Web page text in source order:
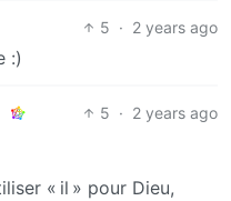
5 · 2 years ago
:)
5 · 2 years ago
« il » pour Dieu,